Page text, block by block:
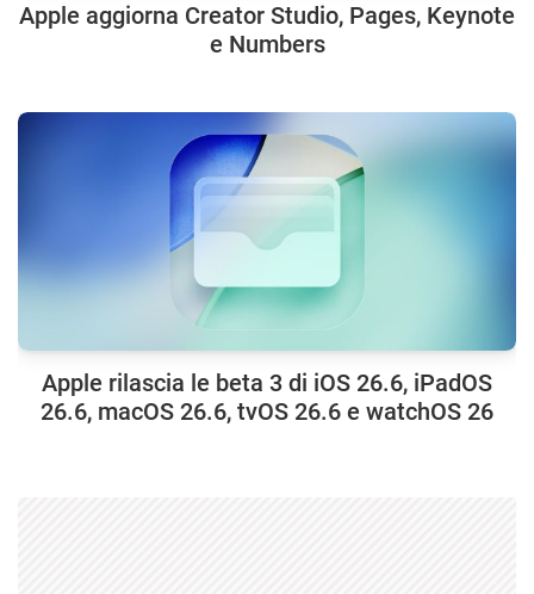
Apple aggiorna Creator Studio, Pages, Keynote
e Numbers
Apple rilascia le beta 3 di iOS 26.6, iPadOS
26.6, macOS 26.6, tvOS 26.6 e watchOS 26